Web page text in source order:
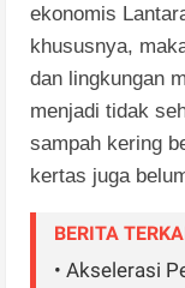
ekonomis
khususnya,
dan lingkungan
menjadi tidak
sampah kering
kertas juga
BERITA
• Akselerasi